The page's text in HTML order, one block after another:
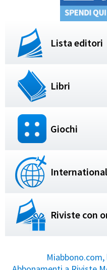
Lista editori
Libri
Giochi
Riviste con